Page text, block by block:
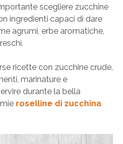
scegliere zucchine
ingredienti capaci di dare
agrumi, erbe aromatiche,
ricette con zucchine crude,
marinature e
durante la bella
roselline di zucchina